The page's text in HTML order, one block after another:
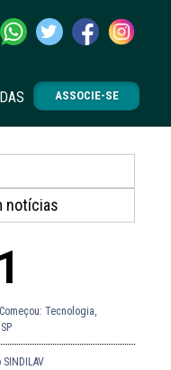
ASSOCIE-SE
1
Tecnologia,